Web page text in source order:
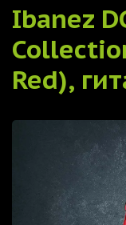
Ibanez
Red),